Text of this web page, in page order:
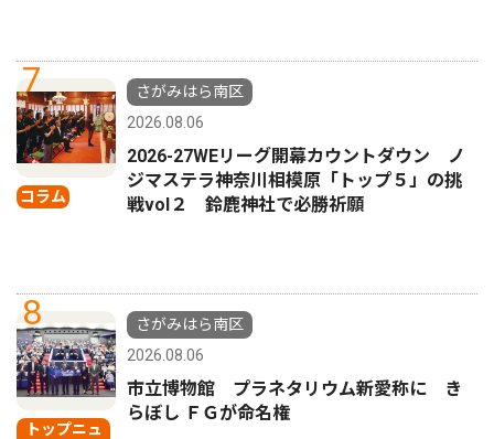
7
コラム
さがみはら南区
2026.08.06
2026-27WEリーグ開幕カウントダウン ノ
ジマステラ神奈川相模原「トップ５」の挑
戦vol２ 鈴鹿神社で必勝祈願
8
トップニュ
さがみはら南区
2026.08.06
市立博物館 プラネタリウム新愛称に き
らぼし ＦＧが命名権